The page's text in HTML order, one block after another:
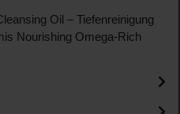
Oil – Tiefenreinigung
Nourishing Omega-Rich